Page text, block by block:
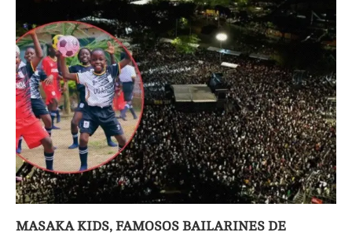
MASAKA KIDS, FAMOSOS BAILARINES DE